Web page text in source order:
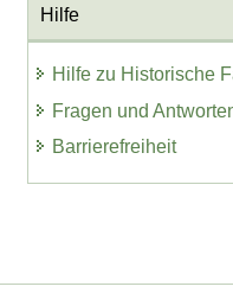
Hilfe
Hilfe zu Historische
Fragen und
Barrierefreiheit